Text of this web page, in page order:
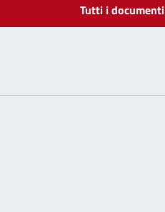
Tutti i documenti